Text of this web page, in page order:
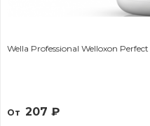
От 207 ₽